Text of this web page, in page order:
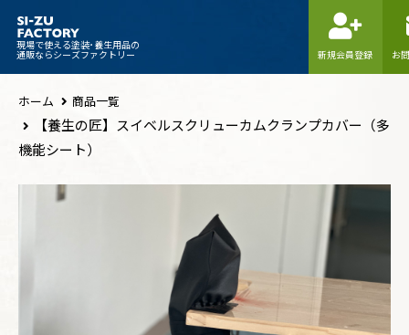
現場で使える塗装･養生用品の
通販ならシーズファクトリー 新規会員登録 お
ホーム 商品一覧
【養生の匠】スイベルスクリューカムクランプカバー（多
機能シート）